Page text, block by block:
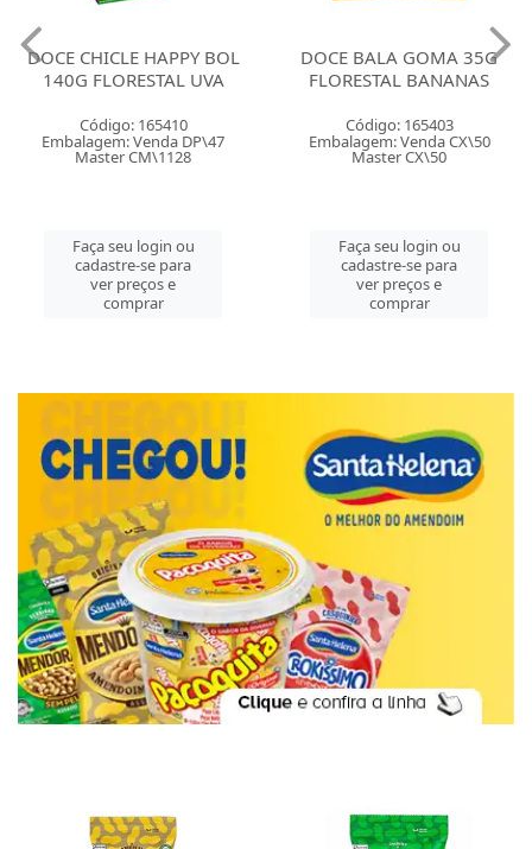
DOCE CHICLE HAPPY BOL
140G FLORESTAL UVA
Código: 165410
Embalagem: Venda DP\47
Master CM\1128
Faça seu login ou
cadastre-se para
ver preços e
comprar
DOCE BALA GOMA 35G
FLORESTAL BANANAS
Código: 165403
Embalagem: Venda CX\50
Master CX\50
Faça seu login ou
cadastre-se para
ver preços e
comprar